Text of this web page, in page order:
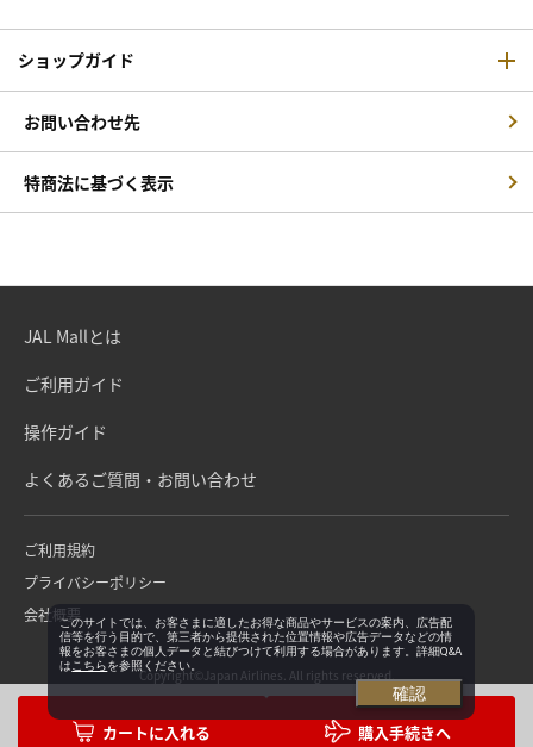
購入手続きへ
ショップガイド
お問い合わせ先
特商法に基づく表示
JAL Mallとは
ご利用ガイド
操作ガイド
よくあるご質問・お問い合わせ
ご利用規約
プライバシーポリシー
会社概要
Copyright©Japan Airlines. All rights reserved.
このサイトでは、お客さまに適したお得な商品やサービスの案内、広告配
信等を行う目的で、第三者から提供された位置情報や広告データなどの情
報をお客さまの個人データと結びつけて利用する場合があります。詳細Q&A
は こちらを参照ください。
確認